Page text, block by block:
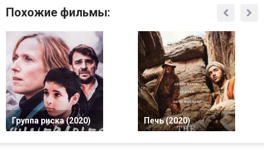
Похожие фильмы:
Группа риска (2020) Печь (2020)